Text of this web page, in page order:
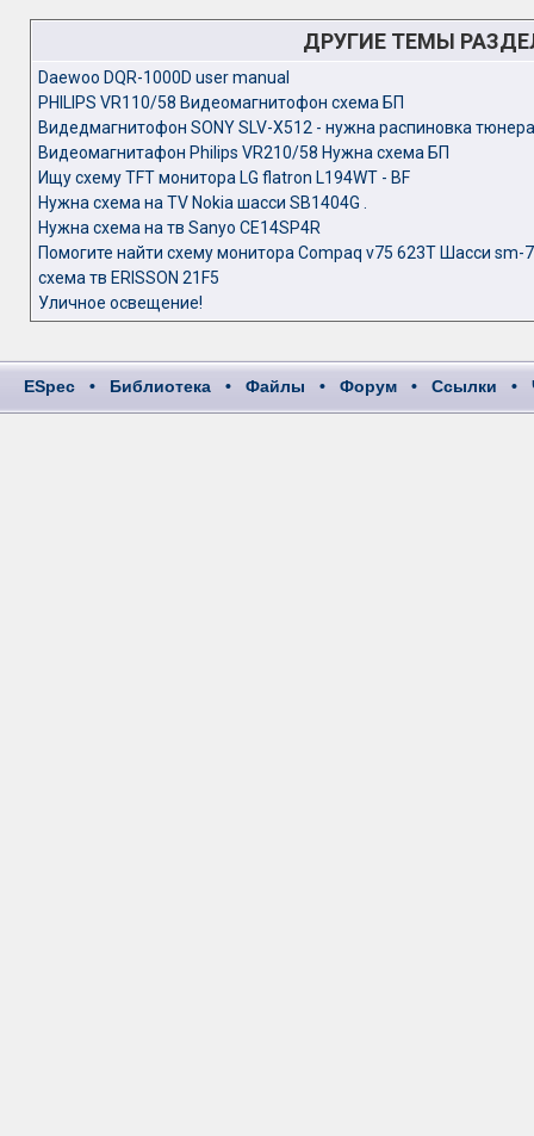
ДРУГИЕ ТЕМЫ
Daewoo DQR-1000D user manual
PHILIPS VR110/58 Видеомагнитофон cхема БП
Видедмагнитофон SONY SLV-X512 - нужна распиновка тюнера
Видеомагнитафон Philips VR210/58 Нужна схема БП
Ищу схему TFT монитора LG flatron L194WT - BF
Нужна схема на TV Nokia шасси SB1404G .
Нужна схема на тв Sanyo CE14SP4R
Помогите найти схему монитора Compaq v75 623Т Шасси sm-
схема тв ERISSON 21F5
Уличное освещение!
ESpec • Библиотека • Файлы • Форум • Ссылки •